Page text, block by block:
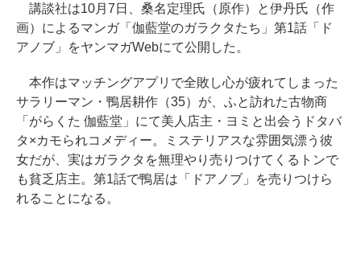
講談社は10月7日、桑名定理氏（原作）と伊丹氏（作
画）によるマンガ「伽藍堂のガラクタたち」第1話「ド
アノブ」をヤンマガWebにて公開した。
本作はマッチングアプリで全敗し心が疲れてしまった
サラリーマン・鴨居耕作（35）が、ふと訪れた古物商
「がらくた 伽藍堂」にて美人店主・ヨミと出会うドタバ
タ×カモられコメディー。ミステリアスな雰囲気漂う彼
女だが、実はガラクタを無理やり売りつけてくるトンで
も貧乏店主。第1話で鴨居は「ドアノブ」を売りつけら
れることになる。